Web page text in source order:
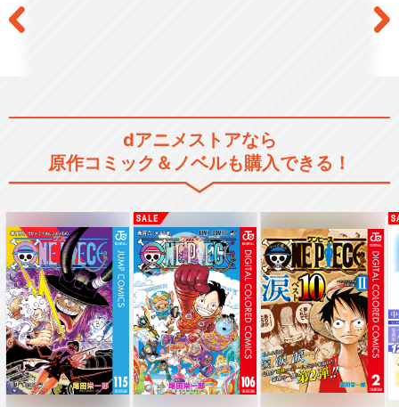
dアニメストアなら
原作コミック＆ノベルも購入できる！